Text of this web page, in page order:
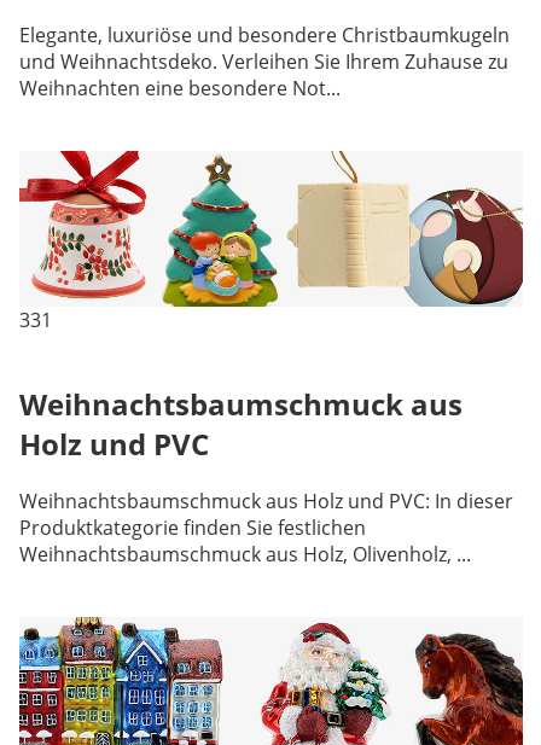
Elegante, luxuriöse und besondere Christbaumkugeln
und Weihnachtsdeko. Verleihen Sie Ihrem Zuhause zu
Weihnachten eine besondere Not...
331
Weihnachtsbaumschmuck aus
Holz und PVC
Weihnachtsbaumschmuck aus Holz und PVC: In dieser
Produktkategorie finden Sie festlichen
Weihnachtsbaumschmuck aus Holz, Olivenholz, ...